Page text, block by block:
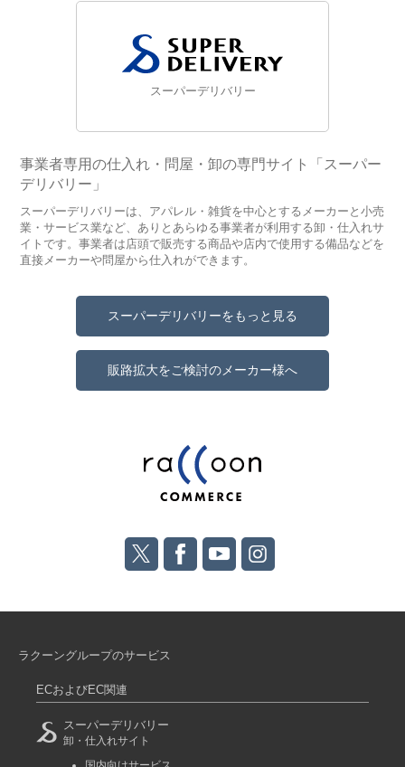
スーパーデリバリー
事業者専用の仕入れ・問屋・卸の専門サイト「スーパー
デリバリー」
スーパーデリバリーは、アパレル・雑貨を中心とするメーカーと小売
業・サービス業など、ありとあらゆる事業者が利用する卸・仕入れサ
イトです。事業者は店頭で販売する商品や店内で使用する備品などを
直接メーカーや問屋から仕入れができます。
スーパーデリバリーをもっと見る
販路拡大をご検討のメーカー様へ
ラクーングループのサービス
ECおよびEC関連
スーパーデリバリー
卸・仕入れサイト